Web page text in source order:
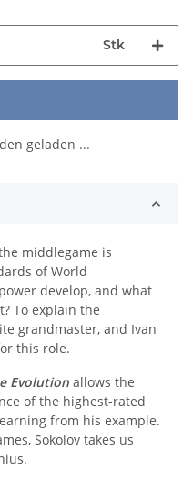
Stk
geladen ...
middlegame is
of World
develop, and what
To explain the
grandmaster, and Ivan
this role.
Evolution allows the
of the highest-rated
from his example.
Sokolov takes us